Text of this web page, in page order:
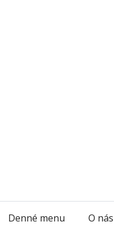
Denné menu O nás